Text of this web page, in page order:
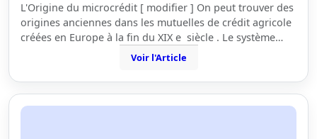
L'Origine du microcrédit [ modifier ] On peut trouver des
origines anciennes dans les mutuelles de crédit agricole
créées en Europe à la fin du XIX e siècle . Le système…
Voir l'Article